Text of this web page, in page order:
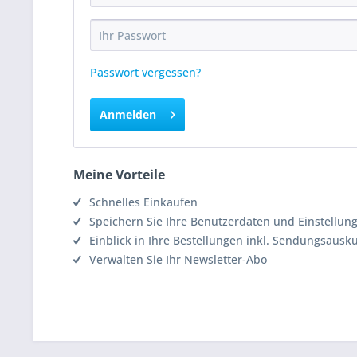
Passwort vergessen?
Anmelden
Meine Vorteile
Schnelles Einkaufen
Speichern Sie Ihre Benutzerdaten und
Einblick in Ihre Bestellungen inkl.
Verwalten Sie Ihr Newsletter-Abo